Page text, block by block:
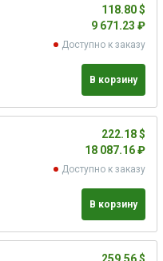
118.80 $
9 671.23 ₽
Доступно к заказу
В корзину
222.18 $
18 087.16 ₽
Доступно к заказу
В корзину